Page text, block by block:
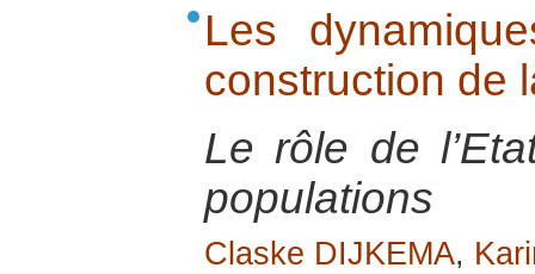
Les
construction de
Le rôle de
populations
Claske DIJKEMA,